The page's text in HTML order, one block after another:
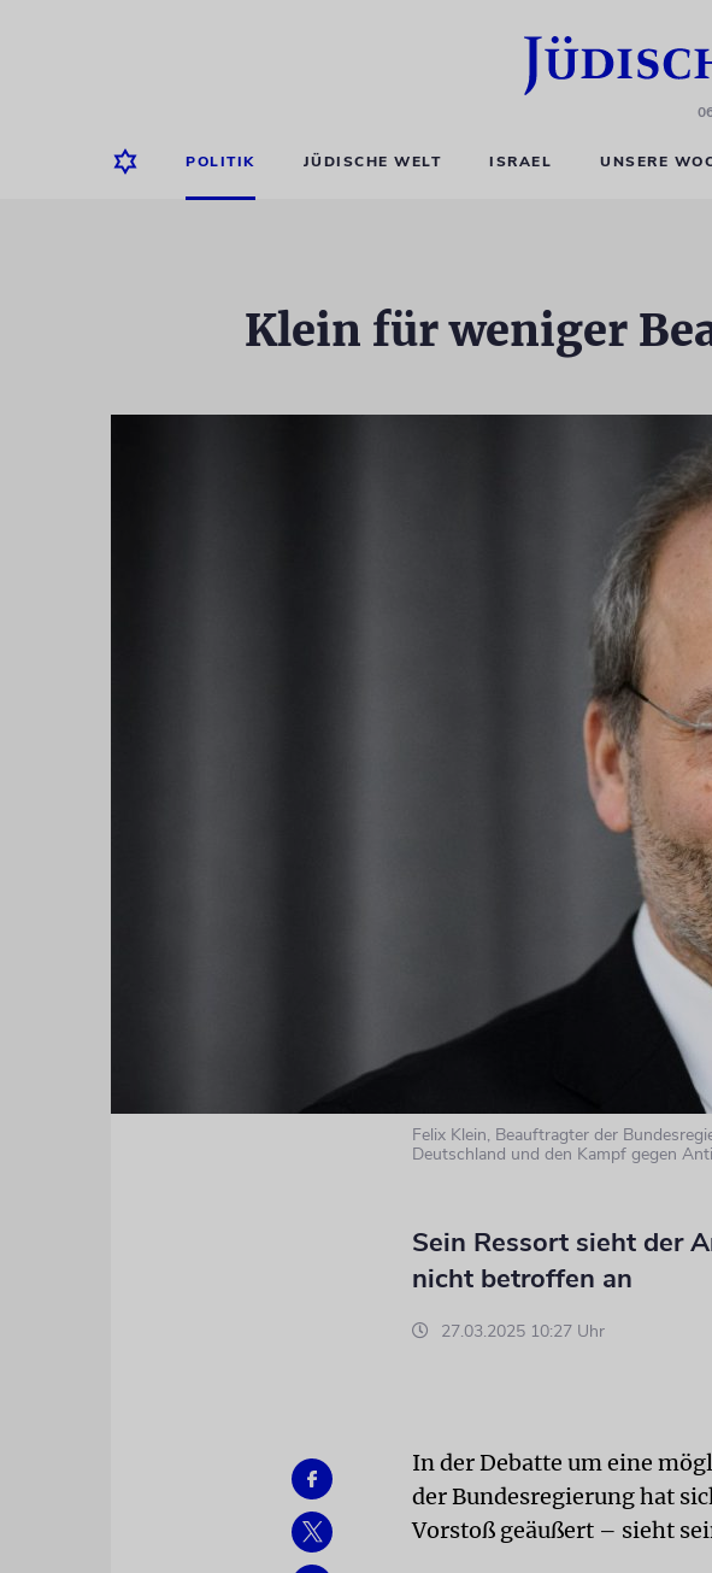
POLITIK JÜDISCHE WELT ISRAEL UNSERE
Klein für weniger
Felix Klein, Beauftragter der
Deutschland und den Kampf gegen
Sein Ressort sieht der
nicht betroffen an
27.03.2025 10:27 Uhr
In der Debatte um eine
der Bundesregierung hat
Vorstoß geäußert – sieht